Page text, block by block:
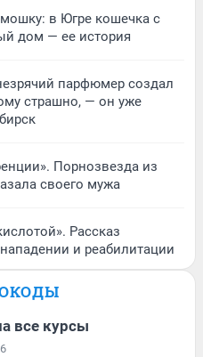
в Югре кошечка с
дом — ее история
парфюмер создал
страшно, — он уже
Порнозвезда из
своего мужа
Рассказ
и реабилитации
все курсы